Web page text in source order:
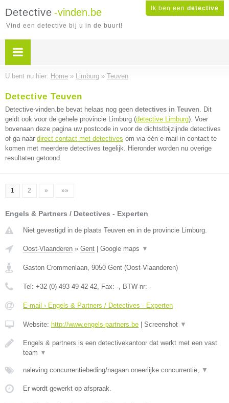
Ik ben een detective
Detective -vinden.be
Vind een detective bij u in de buurt!
U bent nu hier: Home » Limburg » Teuven
Detective Teuven
Detective-vinden.be bevat helaas nog geen detectives in Teuven. Dit
geldt ook voor de gehele provincie Limburg (detective Limburg). Voer
bovenaan deze pagina uw postcode in voor de dichtstbijzijnde detectives
of ga naar direct contact met detectives om via één e-mail in contact te
komen met meerdere detectives tegelijk. Hieronder worden nu overige
resultaten getoond.
1 2 » »»
Engels & Partners / Detectives - Experten
Niet gevestigd in de plaats Teuven en in de provincie Limburg.
Oost-Vlaanderen » Gent Google maps ▼
Gaston Crommenlaan, 9050 Gent (Oost-Vlaanderen)
Tel: +32 (0) 493 49 42 42, Fax: -, BTW-nr: -
E-mail › Engels & Partners / Detectives - Experten
Website: http://www.engels-partners.be Screenshot ▼
Engels & partners is een detectivekantoor dat werkt met een vast
team ▼
naleving concurrentiebeding/nagaan oneerlijke concurrentie, ▼
Er wordt gewerkt op afspraak.